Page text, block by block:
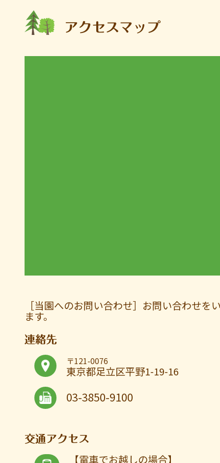
アクセスマップ
［当園へのお問い合わせ］お問い合わせ
ます。
連絡先
〒121-0076
東京都足立区平野1-19-16
03-3850-9100
交通アクセス
【電車でお越しの場合】